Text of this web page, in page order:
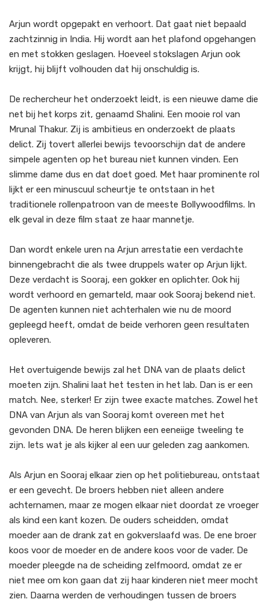
Arjun wordt opgepakt en verhoort. Dat gaat niet bepaald
zachtzinnig in India. Hij wordt aan het plafond opgehangen
en met stokken geslagen. Hoeveel stokslagen Arjun ook
krijgt, hij blijft volhouden dat hij onschuldig is.
De rechercheur het onderzoekt leidt, is een nieuwe dame die
net bij het korps zit, genaamd Shalini. Een mooie rol van
Mrunal Thakur. Zij is ambitieus en onderzoekt de plaats
delict. Zij tovert allerlei bewijs tevoorschijn dat de andere
simpele agenten op het bureau niet kunnen vinden. Een
slimme dame dus en dat doet goed. Met haar prominente rol
lijkt er een minuscuul scheurtje te ontstaan in het
traditionele rollenpatroon van de meeste Bollywoodfilms. In
elk geval in deze film staat ze haar mannetje.
Dan wordt enkele uren na Arjun arrestatie een verdachte
binnengebracht die als twee druppels water op Arjun lijkt.
Deze verdacht is Sooraj, een gokker en oplichter. Ook hij
wordt verhoord en gemarteld, maar ook Sooraj bekend niet.
De agenten kunnen niet achterhalen wie nu de moord
gepleegd heeft, omdat de beide verhoren geen resultaten
opleveren.
Het overtuigende bewijs zal het DNA van de plaats delict
moeten zijn. Shalini laat het testen in het lab. Dan is er een
match. Nee, sterker! Er zijn twee exacte matches. Zowel het
DNA van Arjun als van Sooraj komt overeen met het
gevonden DNA. De heren blijken een eeneiige tweeling te
zijn. Iets wat je als kijker al een uur geleden zag aankomen.
Als Arjun en Sooraj elkaar zien op het politiebureau, ontstaat
er een gevecht. De broers hebben niet alleen andere
achternamen, maar ze mogen elkaar niet doordat ze vroeger
als kind een kant kozen. De ouders scheidden, omdat
moeder aan de drank zat en gokverslaafd was. De ene broer
koos voor de moeder en de andere koos voor de vader. De
moeder pleegde na de scheiding zelfmoord, omdat ze er
niet mee om kon gaan dat zij haar kinderen niet meer mocht
zien. Daarna werden de verhoudingen tussen de broers